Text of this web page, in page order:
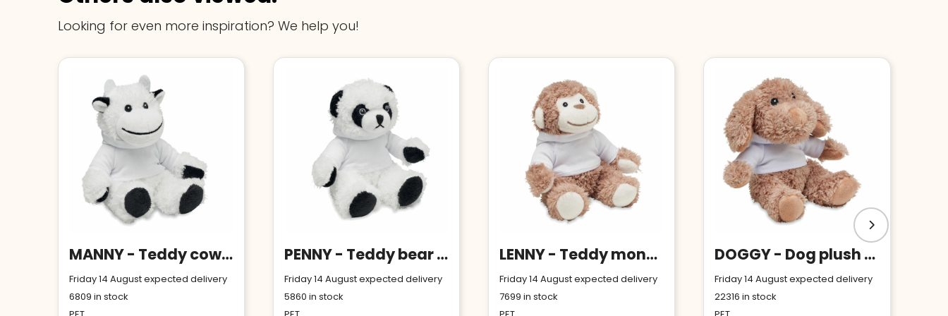
Looking for even more inspiration? We help you!
MANNY - Teddy cow plush
Friday 14 August expected delivery
6809 in stock
PENNY - Teddy bear plush
Friday 14 August expected delivery
5860 in stock
LENNY - Teddy monkey plush
Friday 14 August expected delivery
7699 in stock
DOGGY - Dog plush wearing a hoodie
Friday 14 August expected delivery
22316 in stock